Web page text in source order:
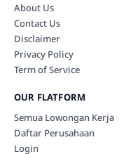
About Us
Contact Us
Disclaimer
Privacy Policy
Term of Service
OUR FLATFORM
Semua Lowongan Kerja
Daftar Perusahaan
Login